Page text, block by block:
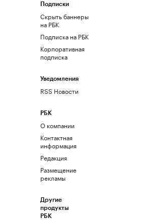
Подписки
Скрыть баннеры
на РБК
Подписка на РБК
Корпоративная
подписка
Уведомления
RSS Новости
РБК
О компании
Контактная
информация
Редакция
Размещение
рекламы
Другие
продукты
РБК